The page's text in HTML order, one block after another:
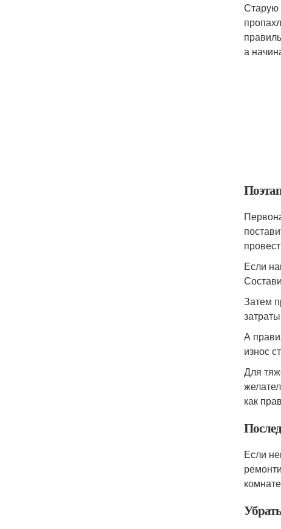
Старую
а
Если
Затем
А
износ
Для
как
Если